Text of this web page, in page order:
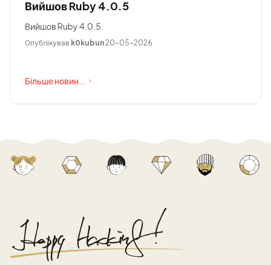
Вийшов Ruby 4.0.5
Вийшов Ruby 4.0.5.
Опублікував k0kubun20-05-2026
Більше новин...